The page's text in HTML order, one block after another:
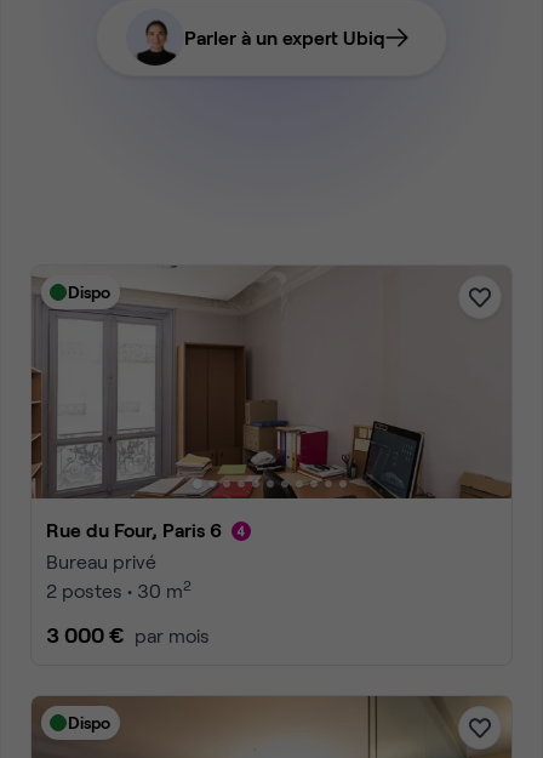
Parler à un expert Ubiq
Dispo
Rue du Four, Paris 6
Bureau privé
2 postes • 30 m2
3 000 € par mois
Dispo